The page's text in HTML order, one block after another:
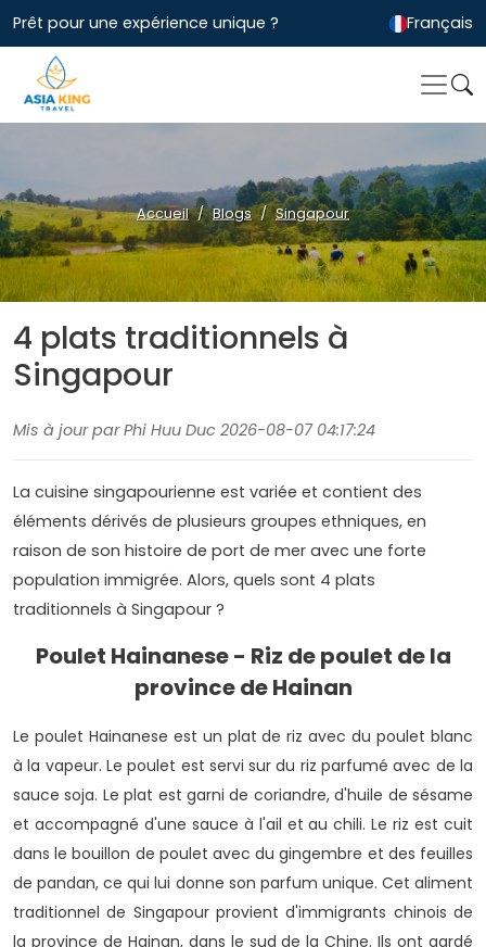
Prêt pour une expérience unique ? Français
Accueil Blogs Singapour
4 plats traditionnels à
Singapour
Mis à jour par Phi Huu Duc 2026-08-07 04:17:24
La cuisine singapourienne est variée et contient des
éléments dérivés de plusieurs groupes ethniques, en
raison de son histoire de port de mer avec une forte
population immigrée. Alors, quels sont 4 plats
traditionnels à Singapour ?
Poulet Hainanese - Riz de poulet de la
province de Hainan
Le poulet Hainanese est un plat de riz avec du poulet blanc
à la vapeur. Le poulet est servi sur du riz parfumé avec de la
sauce soja. Le plat est garni de coriandre, d'huile de sésame
et accompagné d'une sauce à l'ail et au chili. Le riz est cuit
dans le bouillon de poulet avec du gingembre et des feuilles
de pandan, ce qui lui donne son parfum unique. Cet aliment
traditionnel de Singapour provient d'immigrants chinois de
la province de Hainan, dans le sud de la Chine. Ils ont gardé